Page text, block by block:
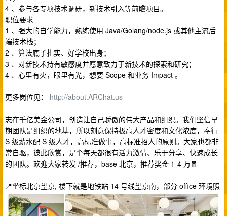
4 、参与各专项技术调研，新技术引入等前瞻项目。
职位要求
1 、强大的自学能力，熟练使用 Java/Golang/node.js 或其他主流后
端技术栈；
2 、算法底子扎实、好学校出身；
3 、对新技术持有敏感度并愿意致力于新技术的探索和研究；
4 、心里有火，眼里有光，想要 Scope 和业务 Impact 。
更多岗位见： http://about.ARChat.us
志在千亿美金公司，创造让自己骄傲的伟大产品和组织。我们坚信早
期团队是组织的地基，所以刻意保持极高人才密度和文化浓度，奉行
S 级薪水配 S 级人才，高标准做事，高标准招人的原则。大家也都非
常自驱，彼此欣赏，是个每天都很有活力激情、乐于分享、快速成长
的团队。欢迎大家转发 /推荐，base 北京，推荐奖金 1-4 万🧧
📍坐标北京望京, 楼下就是地铁站 14 号线望京南，部分 office 环境照